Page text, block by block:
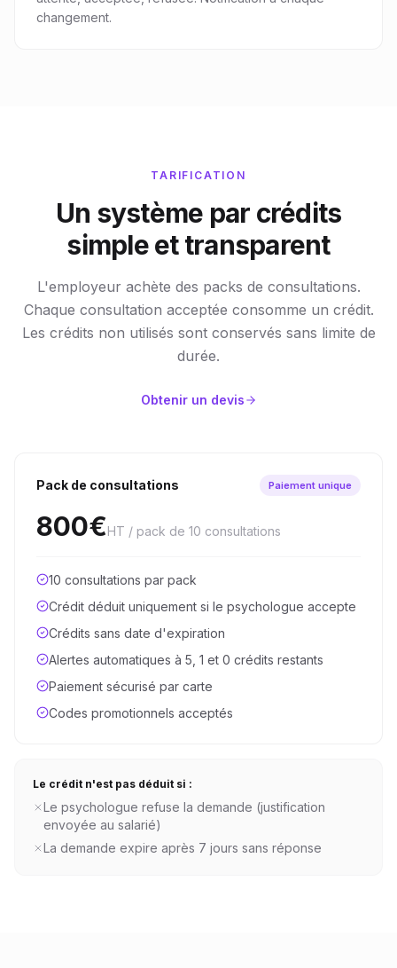
changement.
TARIFICATION
Un système par crédits
simple et transparent
L'employeur achète des packs de consultations.
Chaque consultation acceptée consomme un crédit.
Les crédits non utilisés sont conservés sans limite de
durée.
Obtenir un devis
Pack de consultations Paiement unique
800€HT / pack de 10 consultations
10 consultations par pack
Crédit déduit uniquement si le psychologue accepte
Crédits sans date d'expiration
Alertes automatiques à 5, 1 et 0 crédits restants
Paiement sécurisé par carte
Codes promotionnels acceptés
Le crédit n'est pas déduit si :
Le psychologue refuse la demande (justification
envoyée au salarié)
La demande expire après 7 jours sans réponse